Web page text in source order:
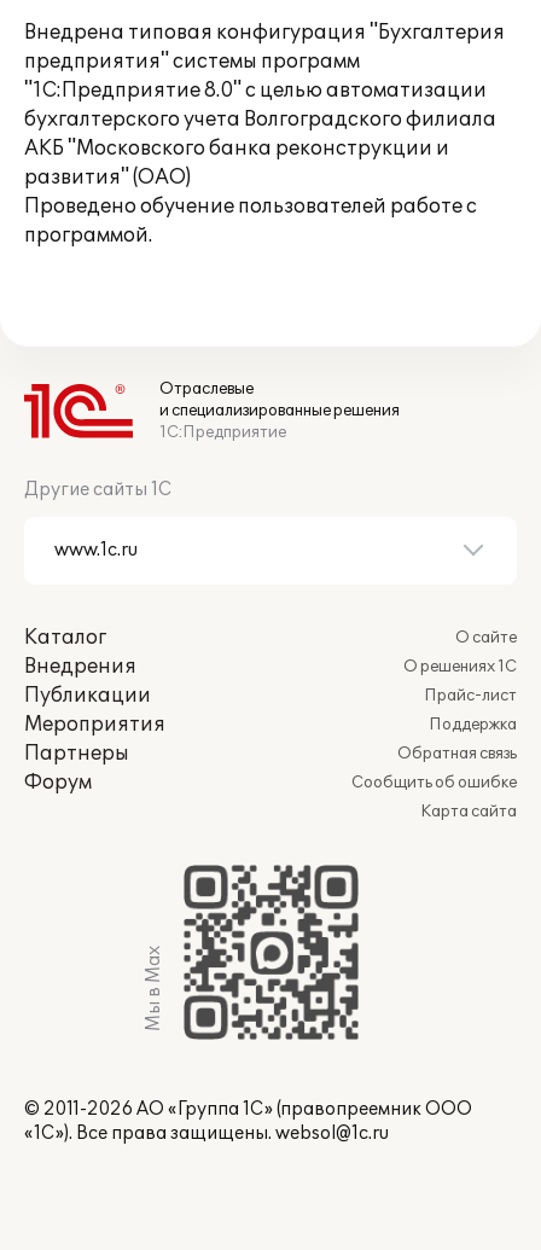
Внедрена типовая конфигурация "Бухгалтерия
предприятия" системы программ
"1С:Предприятие 8.0" с целью автоматизации
бухгалтерского учета Волгоградского филиала
АКБ "Московского банка реконструкции и
развития" (ОАО)
Проведено обучение пользователей работе с
программой.
Отраслевые
и специализированные решения
1С:Предприятие
Другие сайты 1С
Каталог
Внедрения
Публикации
Мероприятия
Партнеры
Форум
О сайте
О решениях 1С
Прайс-лист
Поддержка
Обратная связь
Сообщить об ошибке
Карта сайта
Мы в Max
© 2011-2026 АО «Группа 1С» (правопреемник ООО
«1С»). Все права защищены. websol@1c.ru